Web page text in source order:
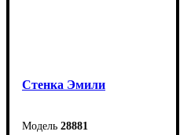
Стенка Эмили
28881